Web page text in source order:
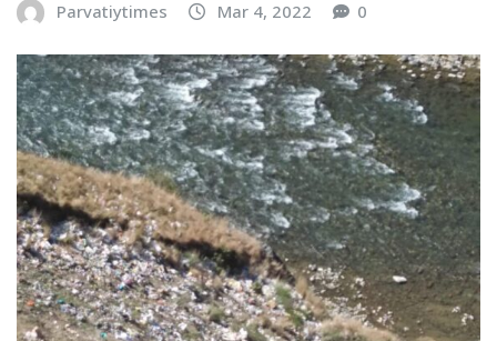
Parvatiytimes Mar 4, 2022 0